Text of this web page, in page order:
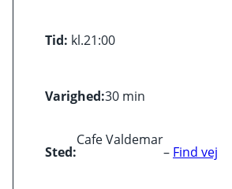
Tid: kl.21:00
Varighed:30 min
Sted:
Cafe Valdemar
– Find vej